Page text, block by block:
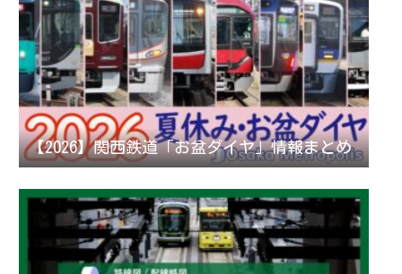
【2026】関西鉄道「お盆ダイヤ」情報まとめ